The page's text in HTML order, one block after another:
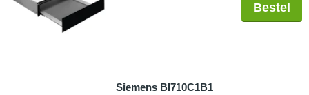
Bestel
Siemens BI710C1B1